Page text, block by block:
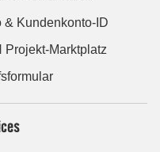
& Kundenkonto-ID
Projekt-Marktplatz